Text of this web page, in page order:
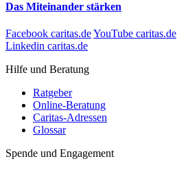
Das Miteinander stärken
Facebook caritas.deYouTube caritas.de
Linkedin caritas.de
Hilfe und Beratung
Ratgeber
Online-Beratung
Caritas-Adressen
Glossar
Spende und Engagement